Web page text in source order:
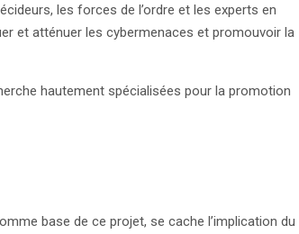
les forces de l’ordre et les experts en
et atténuer les cybermenaces et promouvoir la
hautement spécialisées pour la promotion
base de ce projet, se cache l’implication du